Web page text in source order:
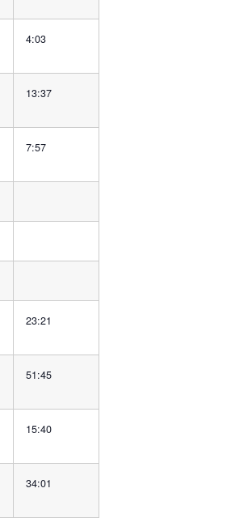
4:03
13:37
7:57
23:21
51:45
15:40
34:01